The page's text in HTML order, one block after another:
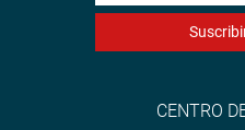
CENTRO